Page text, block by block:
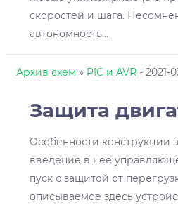
скоростей и шага.
автономность...
Архив схем » PIC и AVR - 2021-
Защита
Особенности конструкции
введение в нее
пуск с защитой от
описываемое здесь